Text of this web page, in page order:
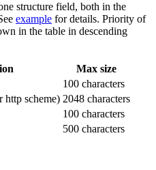
structure field, both in the
example for details. Priority of
in the table in descending
Max size
100 characters
http scheme) 2048 characters
100 characters
500 characters